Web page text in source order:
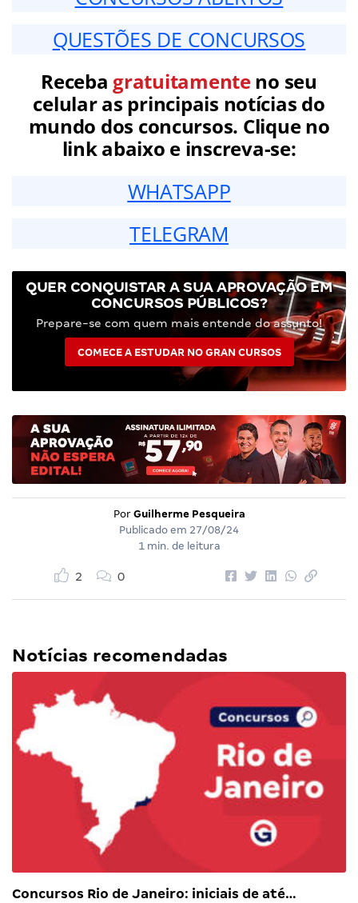
QUESTÕES DE CONCURSOS
Receba gratuitamenteno seu
celular as principais notícias do
mundo dos concursos. Clique no
link abaixo e inscreva-se:
WHATSAPP
TELEGRAM
QUER CONQUISTAR A SUA APROVAÇÃO EM
CONCURSOS PÚBLICOS?
Prepare-se com quem mais entende do assunto!
COMECE A ESTUDAR NO GRAN CURSOS
Por Guilherme Pesqueira
Publicado em 27/08/24
1 min. de leitura
2 0
Notícias recomendadas
Concursos Rio de Janeiro: iniciais de até…